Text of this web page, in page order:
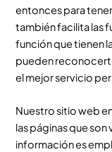
entonces para
también facilita las
función que tienen
pueden
el mejor servicio
Nuestro sitio web
las páginas que son
información es